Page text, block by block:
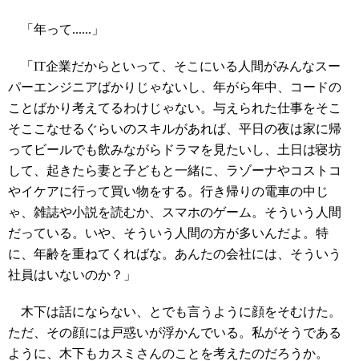
「年って......」
「IT企業だからといって、そこにいる人間がみんなスー
パーエンジニアばかりじゃないし、年がら年中、コードの
ことばかり考えてるわけじゃない。与えられた仕事をそこ
そここなせるぐらいのスキルがあれば、平日の夜は家に帰
ってビールでも飲みながらドラマを見たいし、土日は寝坊
して、起きたら妻と子どもと一緒に、ラゾーナやコストコ
やイケアに行って買い物をする。行き帰りの電車の中じ
ゃ、雑誌や小説を読むか、スマホのゲーム。そういう人間
だっている。いや、そういう人間の方が多いんだよ。特
に、年齢を重ねてくればな。あんたの会社には、そういう
社員はいないのか？」
木下は話にならない、とでも言うように顔をそむけた。
ただ、その顔には戸惑いが浮かんでいる。私がそうである
ように、木下もカスミさんのことを考えたのだろうか。